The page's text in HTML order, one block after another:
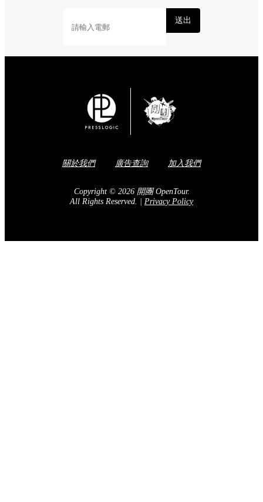
送出
關於我們 廣告查詢 加入我們
Copyright © 2026 開團 OpenTour.
All Rights Reserved.
Privacy Policy